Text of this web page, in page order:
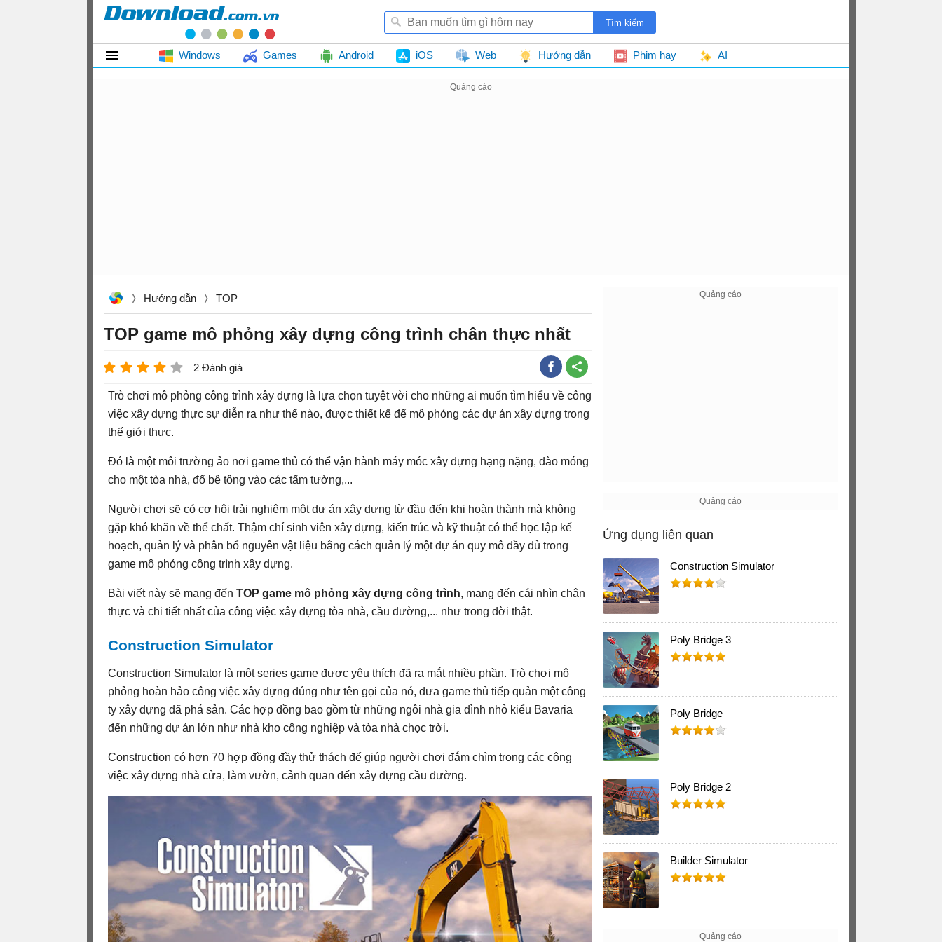
Windows Games Android iOS Web Hướng dẫn Phim hay AI
Hướng dẫn TOP
TOP game mô phỏng xây dựng công trình chân thực nhất
2 Đánh giá
Trò chơi mô phỏng công trình xây dựng là lựa chọn tuyệt vời cho những ai muốn tìm hiểu về công
việc xây dựng thực sự diễn ra như thế nào, được thiết kế để mô phỏng các dự án xây dựng trong
thế giới thực.
Đó là một môi trường ảo nơi game thủ có thể vận hành máy móc xây dựng hạng nặng, đào móng
cho một tòa nhà, đổ bê tông vào các tấm tường,...
Người chơi sẽ có cơ hội trải nghiệm một dự án xây dựng từ đầu đến khi hoàn thành mà không
gặp khó khăn về thể chất. Thậm chí sinh viên xây dựng, kiến trúc và kỹ thuật có thể học lập kế
hoạch, quản lý và phân bổ nguyên vật liệu bằng cách quản lý một dự án quy mô đầy đủ trong
game mô phỏng công trình xây dựng.
Bài viết này sẽ mang đến TOP game mô phỏng xây dựng công trình, mang đến cái nhìn chân
thực và chi tiết nhất của công việc xây dựng tòa nhà, cầu đường,... như trong đời thật.
Construction Simulator
Construction Simulator là một series game được yêu thích đã ra mắt nhiều phần. Trò chơi mô
phỏng hoàn hảo công việc xây dựng đúng như tên gọi của nó, đưa game thủ tiếp quản một công
ty xây dựng đã phá sản. Các hợp đồng bao gồm từ những ngôi nhà gia đình nhỏ kiểu Bavaria
đến những dự án lớn như nhà kho công nghiệp và tòa nhà chọc trời.
Construction có hơn 70 hợp đồng đầy thử thách để giúp người chơi đắm chìm trong các công
việc xây dựng nhà cửa, làm vườn, cảnh quan đến xây dựng cầu đường.
Ứng dụng liên quan
Construction Simulator
Poly Bridge 3
Poly Bridge
Poly Bridge 2
Builder Simulator